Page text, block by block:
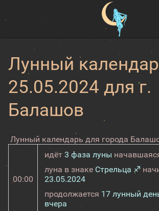
Лунный
25.05.2024 для г.
Балашов
Лунный календарь для города
00:00
идёт 3 фаза луны
луна в знаке Стрельца ♐
23.05.2024
продолжается 17 лунный
вчера